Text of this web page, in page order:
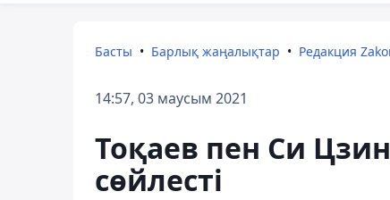
Басты Барлық жаңалықтар Редакция
14:57, 03 маусым 2021
Тоқаев пен Си
сөйлесті